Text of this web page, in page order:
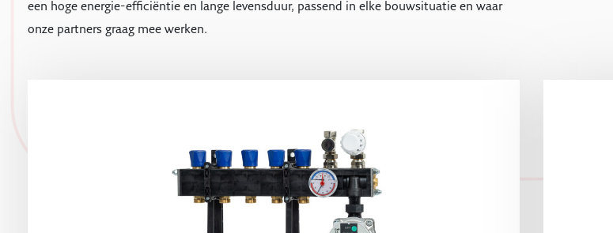
een hoge energie-efficiëntie en lange levensduur, passend in elke bouwsituatie en waar
onze partners graag mee werken.